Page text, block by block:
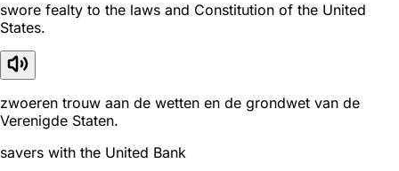
swore fealty to the laws and Constitution of the United
States.
zwoeren trouw aan de wetten en de grondwet van de
Verenigde Staten.
savers with the United Bank